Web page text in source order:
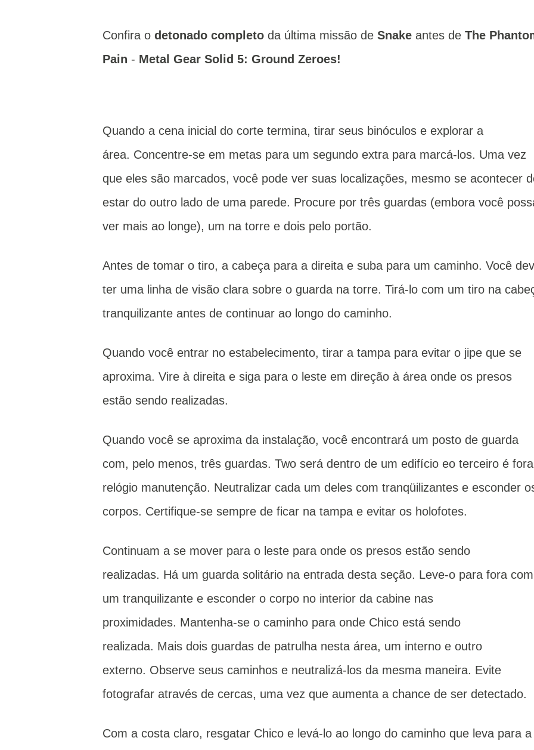
Confira o detonado completo da última missão de Snake antes de The
Pain - Metal Gear Solid 5: Ground Zeroes!
Quando a cena inicial do corte termina, tirar seus binóculos e explorar a
área. Concentre-se em metas para um segundo extra para marcá-los. Uma vez
que eles são marcados, você pode ver suas localizações, mesmo se acontecer
estar do outro lado de uma parede. Procure por três guardas (embora você
ver mais ao longe), um na torre e dois pelo portão.
Antes de tomar o tiro, a cabeça para a direita e suba para um caminho. Você
ter uma linha de visão clara sobre o guarda na torre. Tirá-lo com um tiro na
tranquilizante antes de continuar ao longo do caminho.
Quando você entrar no estabelecimento, tirar a tampa para evitar o jipe ​​que se
aproxima. Vire à direita e siga para o leste em direção à área onde os presos
estão sendo realizadas.
Quando você se aproxima da instalação, você encontrará um posto de guarda
com, pelo menos, três guardas. Two será dentro de um edifício eo terceiro é fora
relógio manutenção. Neutralizar cada um deles com tranqüilizantes e esconder
corpos. Certifique-se sempre de ficar na tampa e evitar os holofotes.
Continuam a se mover para o leste para onde os presos estão sendo
realizadas. Há um guarda solitário na entrada desta seção. Leve-o para fora com
um tranquilizante e esconder o corpo no interior da cabine nas
proximidades. Mantenha-se o caminho para onde Chico está sendo
realizada. Mais dois guardas de patrulha nesta área, um interno e outro
externo. Observe seus caminhos e neutralizá-los da mesma maneira. Evite
fotografar através de cercas, uma vez que aumenta a chance de ser detectado.
Com a costa claro, resgatar Chico e levá-lo ao longo do caminho que leva para a